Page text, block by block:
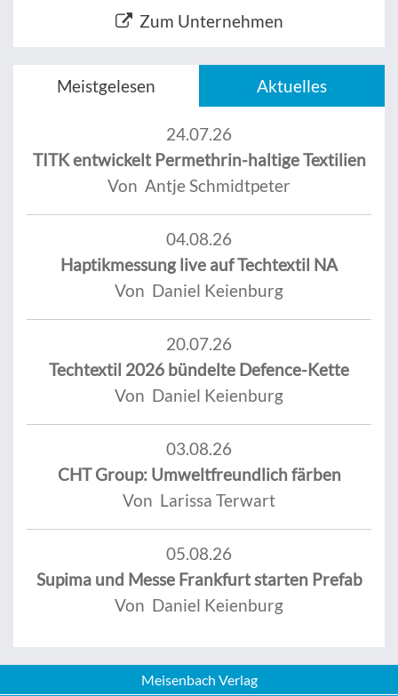
Zum Unternehmen
Meistgelesen Aktuelles
24.07.26
TITK entwickelt Permethrin-haltige Textilien
Von Antje Schmidtpeter
04.08.26
Haptikmessung live auf Techtextil NA
Von Daniel Keienburg
20.07.26
Techtextil 2026 bündelte Defence-Kette
Von Daniel Keienburg
03.08.26
CHT Group: Umweltfreundlich färben
Von Larissa Terwart
05.08.26
Supima und Messe Frankfurt starten Prefab
Von Daniel Keienburg
Meisenbach Verlag